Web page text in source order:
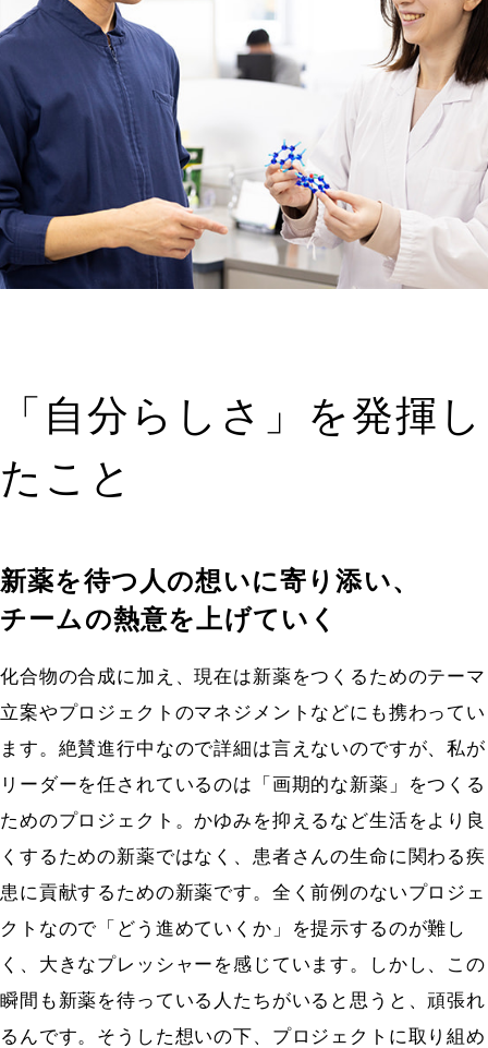
「自分らしさ」を発揮し
たこと
新薬を待つ人の想いに寄り添い、
チームの熱意を上げていく
化合物の合成に加え、現在は新薬をつくるためのテーマ
立案やプロジェクトのマネジメントなどにも携わってい
ます。絶賛進行中なので詳細は言えないのですが、私が
リーダーを任されているのは「画期的な新薬」をつくる
ためのプロジェクト。かゆみを抑えるなど生活をより良
くするための新薬ではなく、患者さんの生命に関わる疾
患に貢献するための新薬です。全く前例のないプロジェ
クトなので「どう進めていくか」を提示するのが難し
く、大きなプレッシャーを感じています。しかし、この
瞬間も新薬を待っている人たちがいると思うと、頑張れ
るんです。そうした想いの下、プロジェクトに取り組め